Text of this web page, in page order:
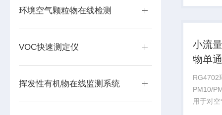
环境空气颗粒物在线检测
VOC快速测定仪
挥发性有机物在线监测系统
物浓度
小流
物单
RG4702
PM10/
用于对